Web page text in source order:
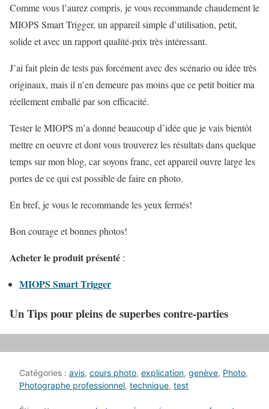
Comme vous l’aurez compris, je vous recommande chaudement le
MIOPS Smart Trigger, un appareil simple d’utilisation, petit,
solide et avec un rapport qualité-prix très intéressant.
J’ai fait plein de tests pas forcément avec des scénario ou idée très
originaux, mais il n’en demeure pas moins que ce petit boitier ma
réellement emballé par son efficacité.
Tester le MIOPS m’a donné beaucoup d’idée que je vais bientôt
mettre en oeuvre et dont vous trouverez les résultats dans quelque
temps sur mon blog, car soyons franc, cet appareil ouvre large les
portes de ce qui est possible de faire en photo.
En bref, je vous le recommande les yeux fermés!
Bon courage et bonnes photos!
Acheter le produit présenté :
MIOPS Smart Trigger
Un Tips pour pleins de superbes contre-parties
Catégories : avis, cours photo, explication, genève, Photo,
Photographe professionnel, technique, test